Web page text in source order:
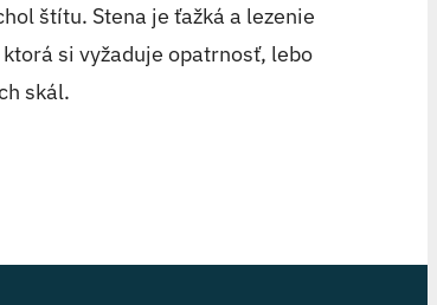
štítu. Stena je ťažká a lezenie
si vyžaduje opatrnosť, lebo
skál.